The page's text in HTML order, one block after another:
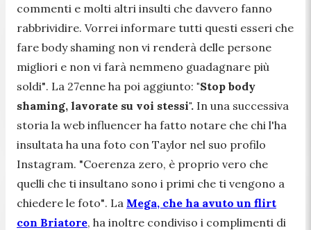
commenti e molti altri insulti che davvero fanno
rabbrividire. Vorrei informare tutti questi esseri che
fare body shaming non vi renderà delle persone
migliori e non vi farà nemmeno guadagnare più
soldi". La 27enne ha poi aggiunto: "Stop body
shaming, lavorate su voi stessi". In una successiva
storia la web influencer ha fatto notare che chi l'ha
insultata ha una foto con Taylor nel suo profilo
Instagram. "Coerenza zero, è proprio vero che
quelli che ti insultano sono i primi che ti vengono a
chiedere le foto". La Mega, che ha avuto un flirt
con Briatore, ha inoltre condiviso i complimenti di